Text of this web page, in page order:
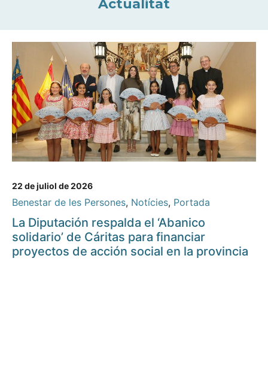
Actualitat
22 de juliol de 2026
Benestar de les Persones, Notícies, Portada
La Diputación respalda el ‘Abanico
solidario’ de Cáritas para financiar
proyectos de acción social en la provincia